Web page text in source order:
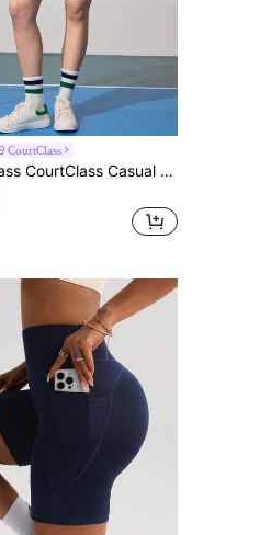
CourtClass
CourtClass CourtClass Casual grafische hoodie voor dames met zakken, losse cropped sweater en bijpassende relaxte sportbroek, geschikt voor training, tennis en dagelijks gebruik